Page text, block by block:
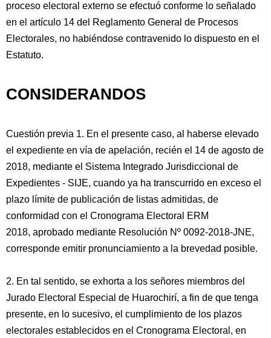
proceso electoral externo se efectuó conforme lo señalado
en el artículo 14 del Reglamento General de Procesos
Electorales, no habiéndose contravenido lo dispuesto en el
Estatuto.
CONSIDERANDOS
Cuestión previa 1. En el presente caso, al haberse elevado
el expediente en vía de apelación, recién el 14 de agosto de
2018, mediante el Sistema Integrado Jurisdiccional de
Expedientes - SIJE, cuando ya ha transcurrido en exceso el
plazo límite de publicación de listas admitidas, de
conformidad con el Cronograma Electoral ERM
2018, aprobado mediante Resolución Nº 0092-2018-JNE,
corresponde emitir pronunciamiento a la brevedad posible.
2. En tal sentido, se exhorta a los señores miembros del
Jurado Electoral Especial de Huarochirí, a fin de que tenga
presente, en lo sucesivo, el cumplimiento de los plazos
electorales establecidos en el Cronograma Electoral, en